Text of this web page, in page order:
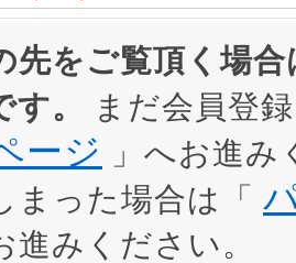
先をご覧頂く場
す。
まだ会員登
ージ
」へお進
まった場合は「
進みください。